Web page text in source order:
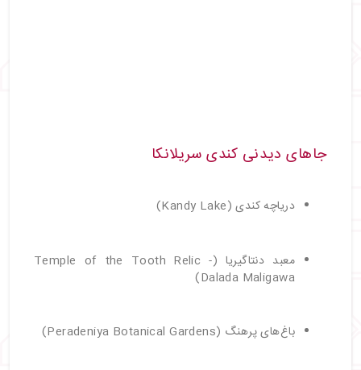
جاهای دیدنی کندی سریلانکا
دریاچه کندی (Kandy Lake)
معبد دنتاگیریا (Temple of the Tooth Relic -
Dalada Maligawa)
باغ‌های پرهنگ (Peradeniya Botanical Gardens)